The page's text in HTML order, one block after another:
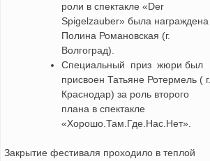
роли в спектакле «Der
Spigelzauber» была награждена
Полина Романовская (г.
Волгоград).
Специальный приз жюри был
присвоен Татьяне Ротермель ( г.
Краснодар) за роль второго
плана в спектакле
«Хорошо.Там.Где.Нас.Нет».
Закрытие фестиваля проходило в теплой